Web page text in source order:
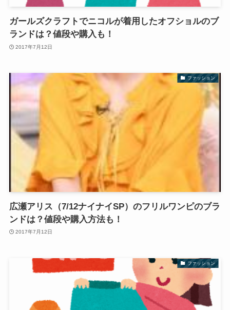
ガールズクラフトでニコルが着用したオフショルのブ
ランドは？値段や購入も！
2017年7月12日
ファッション
広瀬アリス（7/12ナイナイSP）のフリルワンピのブラ
ンドは？値段や購入方法も！
2017年7月12日
ファッション